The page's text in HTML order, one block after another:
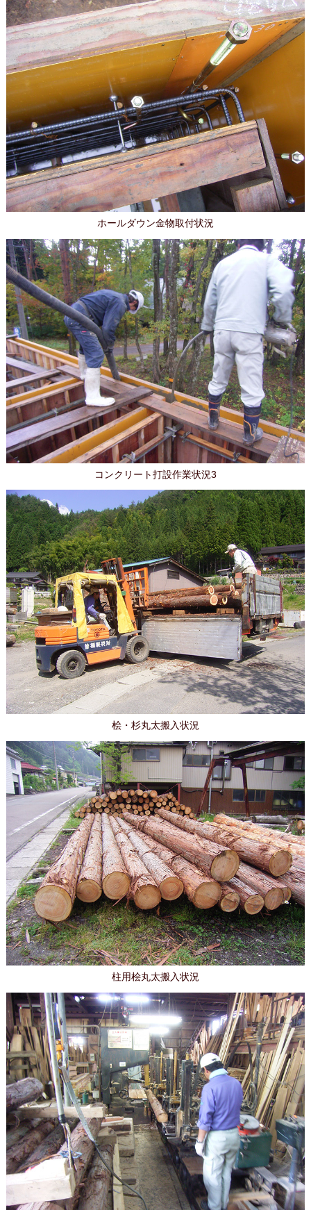
ホールダウン金物取付状況
コンクリート打設作業状況3
桧・杉丸太搬入状況
柱用桧丸太搬入状況